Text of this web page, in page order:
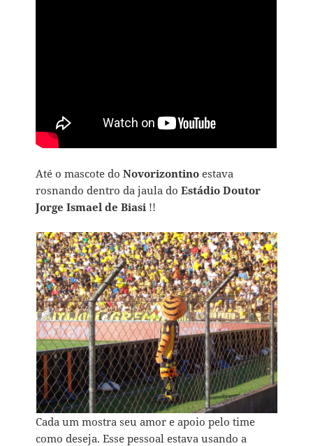
Até o mascote doNovorizontino estava
rosnando dentro da jaula doEstádio Doutor
Jorge Ismael de Biasi !!
Cada um mostra seu amor e apoio pelo time
como deseja. Esse pessoal estava usando a